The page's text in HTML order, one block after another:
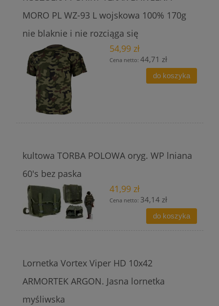
MORO PL WZ-93 L wojskowa 100% 170g
nie blaknie i nie rozciąga się
54,99 zł
Cena netto: 44,71 zł
do koszyka
kultowa TORBA POLOWA oryg. WP lniana
60's bez paska
41,99 zł
Cena netto: 34,14 zł
do koszyka
Lornetka Vortex Viper HD 10x42
ARMORTEK ARGON. Jasna lornetka
myśliwska